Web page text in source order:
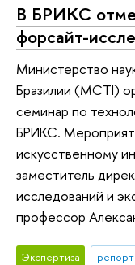
В БРИКС
форсайт-
Министерство
Бразилии (MCTI)
семинар по
БРИКС.
искусственному
заместитель
исследований и
профессор
Экспертиза